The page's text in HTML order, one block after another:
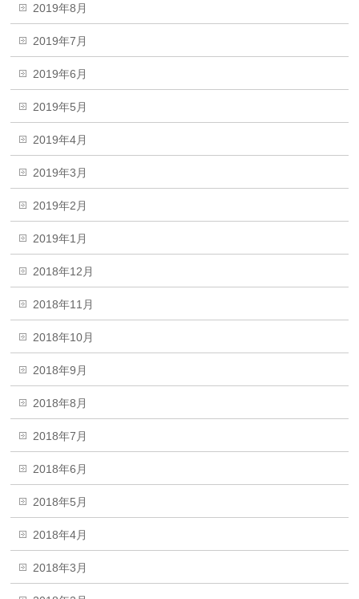
2019年8月
2019年7月
2019年6月
2019年5月
2019年4月
2019年3月
2019年2月
2019年1月
2018年12月
2018年11月
2018年10月
2018年9月
2018年8月
2018年7月
2018年6月
2018年5月
2018年4月
2018年3月